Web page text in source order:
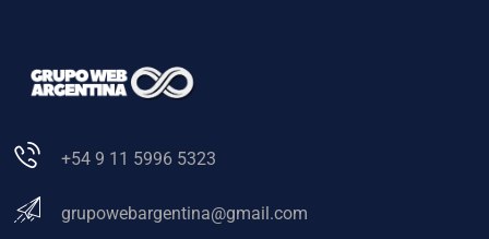
+54 9 11 5996 5323
grupowebargentina@gmail.com